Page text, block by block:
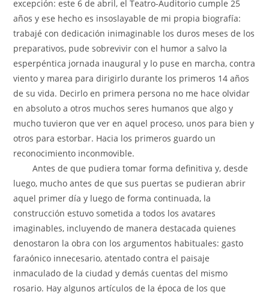
excepción: este 6 de abril, el Teatro-Auditorio cumple 25
años y ese hecho es insoslayable de mi propia biografía:
trabajé con dedicación inimaginable los duros meses de los
preparativos, pude sobrevivir con el humor a salvo la
esperpéntica jornada inaugural y lo puse en marcha, contra
viento y marea para dirigirlo durante los primeros 14 años
de su vida. Decirlo en primera persona no me hace olvidar
en absoluto a otros muchos seres humanos que algo y
mucho tuvieron que ver en aquel proceso, unos para bien y
otros para estorbar. Hacia los primeros guardo un
reconocimiento inconmovible.
Antes de que pudiera tomar forma definitiva y, desde
luego, mucho antes de que sus puertas se pudieran abrir
aquel primer día y luego de forma continuada, la
construcción estuvo sometida a todos los avatares
imaginables, incluyendo de manera destacada quienes
denostaron la obra con los argumentos habituales: gasto
faraónico innecesario, atentado contra el paisaje
inmaculado de la ciudad y demás cuentas del mismo
rosario. Hay algunos artículos de la época de los que